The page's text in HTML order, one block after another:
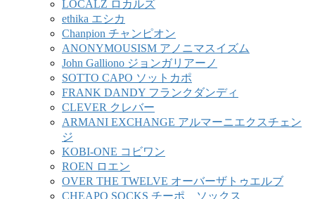
LOCALZ ロカルズ
ethika エシカ
Chanpion チャンピオン
ANONYMOUSISM アノニマスイズム
John Galliono ジョンガリアーノ
SOTTO CAPO ソットカポ
FRANK DANDY フランクダンディ
CLEVER クレバー
ARMANI EXCHANGE アルマーニエクスチェン
ジ
KOBI-ONE コビワン
ROEN ロエン
OVER THE TWELVE オーバーザトゥエルブ
CHEAPO SOCKS チーポ ソックス